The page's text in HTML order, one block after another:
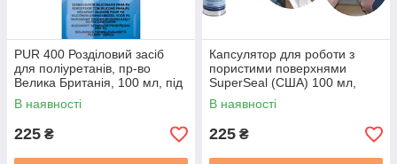
PUR 400 Розділовий засіб
для поліуретанів, пр-во
Велика Британія, 100 мл, під
пензель
В наявності
225 ₴
Капсулятор для роботи з
пористими поверхнями
SuperSeal (США) 100 мл,
запобігання залипання
В наявності
225 ₴